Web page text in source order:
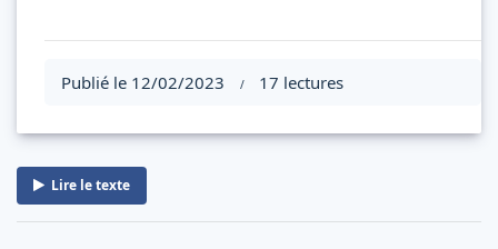
Publié le 12/02/2023 / 17 lectures
Lire le texte